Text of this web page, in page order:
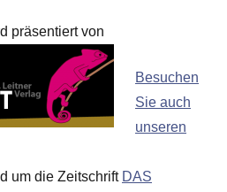
präsentiert von
Besuchen
Sie auch
unseren
um die Zeitschrift DAS